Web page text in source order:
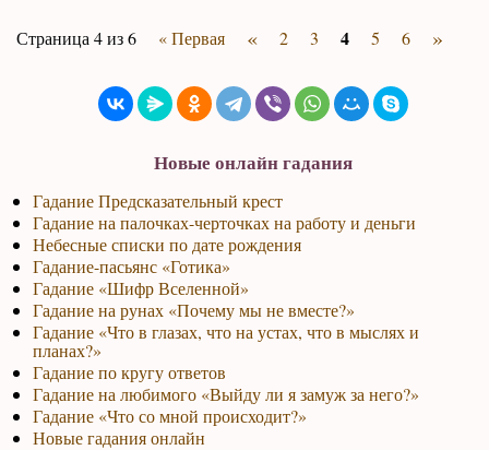
Страница 4 из 6 « Первая « 2 3 4 5 6 »
Новые онлайн гадания
Гадание Предсказательный крест
Гадание на палочках-черточках на работу и деньги
Небесные списки по дате рождения
Гадание-пасьянс «Готика»
Гадание «Шифр Вселенной»
Гадание на рунах «Почему мы не вместе?»
Гадание «Что в глазах, что на устах, что в мыслях и
планах?»
Гадание по кругу ответов
Гадание на любимого «Выйду ли я замуж за него?»
Гадание «Что со мной происходит?»
Новые гадания онлайн